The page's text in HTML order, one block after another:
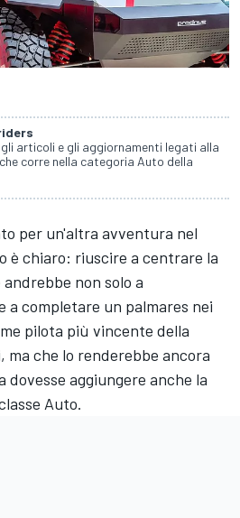
articoli e gli aggiornamenti legati alla
corre nella categoria Auto della
per un'altra avventura nel
è chiaro: riuscire a centrare la
non solo a
a completare un palmares nei
pilota più vincente della
ma che lo renderebbe ancora
aggiungere anche la
Auto.